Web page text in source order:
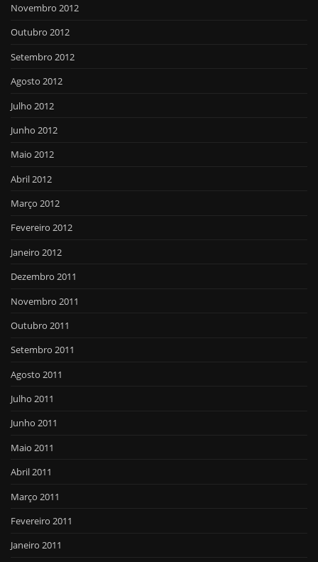
Novembro 2012
Outubro 2012
Setembro 2012
Agosto 2012
Julho 2012
Junho 2012
Maio 2012
Abril 2012
Março 2012
Fevereiro 2012
Janeiro 2012
Dezembro 2011
Novembro 2011
Outubro 2011
Setembro 2011
Agosto 2011
Julho 2011
Junho 2011
Maio 2011
Abril 2011
Março 2011
Fevereiro 2011
Janeiro 2011